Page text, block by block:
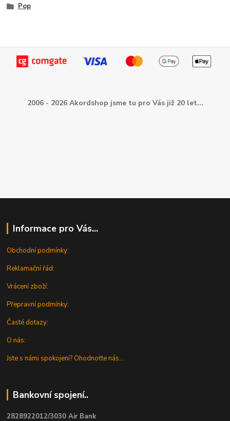
Pop
2006 - 2026 Akordshop jsme tu pro Vás již 20 let...
Informace pro Vás...
Obchodní podmínky:
Reklamační řád:
Vrácení zboží:
Přepravní podmínky:
Časté dotazy:
O nás:
Jste s námi spokojeni? Ohodnoťte nás...
Bankovní spojení..
2828922012/3030 Air Bank